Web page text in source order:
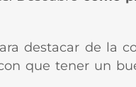
destacar de la
que tener un